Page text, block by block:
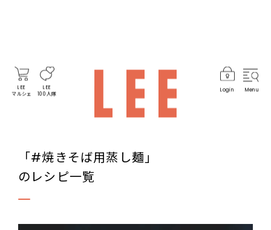
LEE
マルシェ
LEE
100人隊
Login Menu
「#焼きそば用蒸し麺」
のレシピ一覧